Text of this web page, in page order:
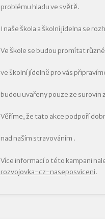
problému hladu ve světě.
I naše škola a školní jídelna se
Ve škole se budou promítat
ve školní jídelně pro vás
budou uvařeny pouze ze surovin
Věříme, že tato akce podpoří
nad naším stravováním .
Více informací o této kampani
rozvojovka-cz-naseposviceni.